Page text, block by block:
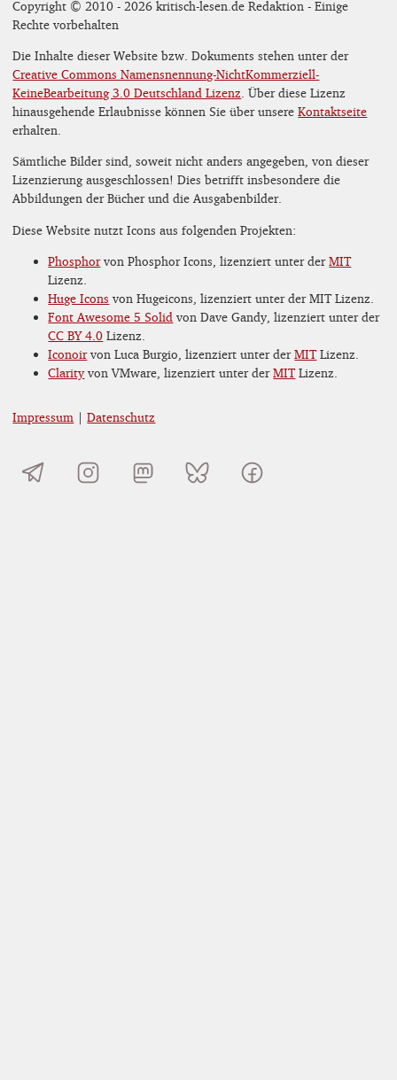
Copyright © 2010 - 2026 kritisch-lesen.de Redaktion - Einige
Rechte vorbehalten
Die Inhalte dieser Website bzw. Dokuments stehen unter der
Creative Commons Namensnennung-NichtKommerziell-
KeineBearbeitung 3.0 Deutschland Lizenz . Über diese Lizenz
hinausgehende Erlaubnisse können Sie über unsereKontaktseite
erhalten.
Sämtliche Bilder sind, soweit nicht anders angegeben, von dieser
Lizenzierung ausgeschlossen! Dies betrifft insbesondere die
Abbildungen der Bücher und die Ausgabenbilder.
Diese Website nutzt Icons aus folgenden Projekten:
Phosphorvon Phosphor Icons, lizenziert unter derMIT
Lizenz.
Huge Icons von Hugeicons, lizenziert unter der MIT Lizenz.
Font Awesome 5 Solid von Dave Gandy, lizenziert unter der
CC BY 4.0 Lizenz.
Iconoirvon Luca Burgio, lizenziert unter derMITLizenz.
Clarityvon VMware, lizenziert unter derMITLizenz.
Impressum |Datenschutz